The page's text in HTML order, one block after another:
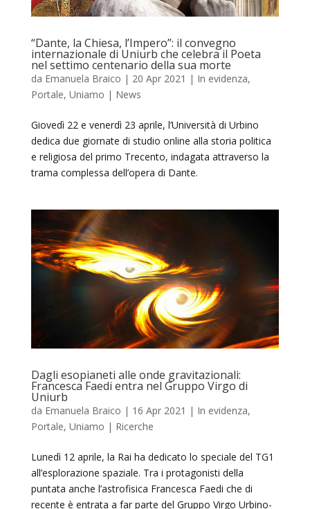
“Dante, la Chiesa, l’Impero”: il convegno
internazionale di Uniurb che celebra il Poeta
nel settimo centenario della sua morte
da Emanuela Braico | 20 Apr 2021 | In evidenza,
Portale, Uniamo | News
Giovedì 22 e venerdì 23 aprile, l’Università di Urbino
dedica due giornate di studio online alla storia politica
e religiosa del primo Trecento, indagata attraverso la
trama complessa dell’opera di Dante.
Dagli esopianeti alle onde gravitazionali:
Francesca Faedi entra nel Gruppo Virgo di
Uniurb
da Emanuela Braico | 16 Apr 2021 | In evidenza,
Portale, Uniamo | Ricerche
Lunedì 12 aprile, la Rai ha dedicato lo speciale del TG1
all’esplorazione spaziale. Tra i protagonisti della
puntata anche l’astrofisica Francesca Faedi che di
recente è entrata a far parte del Gruppo Virgo Urbino-